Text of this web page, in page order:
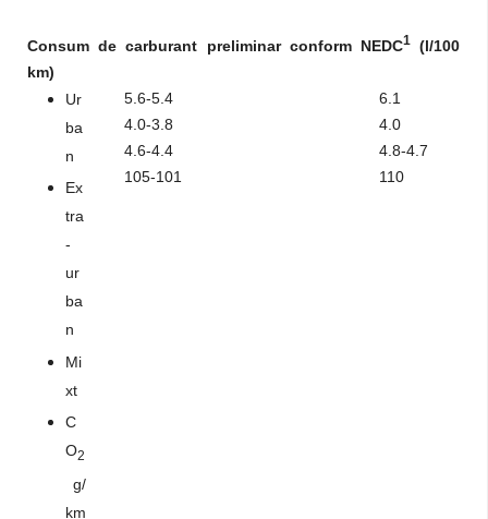
Consum de carburant preliminar conform NEDC1(l/100
km)
Ur
ba
n
Ex
tra
-
ur
ba
n
Mi
xt
C
O2
g/
km
5.6-5.4
4.0-3.8
4.6-4.4
105-101
6.1
4.0
4.8-4.7
110